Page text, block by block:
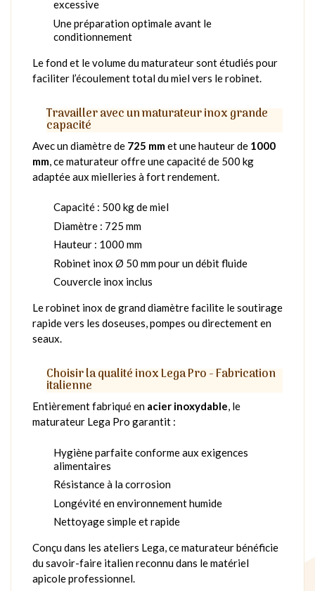
excessive
Une préparation optimale avant le
conditionnement
Le fond et le volume du maturateur sont étudiés pour
faciliter l’écoulement total du miel vers le robinet.
Travailler avec un maturateur inox grande
capacité
Avec un diamètre de 725 mmet une hauteur de 1000
mm, ce maturateur offre une capacité de 500 kg
adaptée aux mielleries à fort rendement.
Capacité : 500 kg de miel
Diamètre : 725 mm
Hauteur : 1000 mm
Robinet inox Ø 50 mm pour un débit fluide
Couvercle inox inclus
Le robinet inox de grand diamètre facilite le soutirage
rapide vers les doseuses, pompes ou directement en
seaux.
Choisir la qualité inox Lega Pro - Fabrication
italienne
Entièrement fabriqué en acier inoxydable, le
maturateur Lega Pro garantit :
Hygiène parfaite conforme aux exigences
alimentaires
Résistance à la corrosion
Longévité en environnement humide
Nettoyage simple et rapide
Conçu dans les ateliers Lega, ce maturateur bénéficie
du savoir-faire italien reconnu dans le matériel
apicole professionnel.